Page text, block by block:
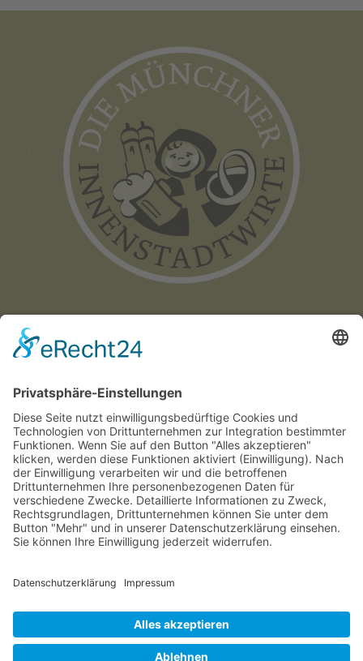
Münchner
Innenstadtwirte e.V.
C/O CITYPARTNER MÜNCHEN
HERZOG-WILHELM-STRASSE 15
D-80331 MÜNCHEN
TEL. +49 (0) 89 122 280 780
© 2025 Münchner Innenstadtwirte e.V.